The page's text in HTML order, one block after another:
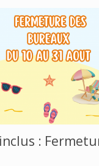
: